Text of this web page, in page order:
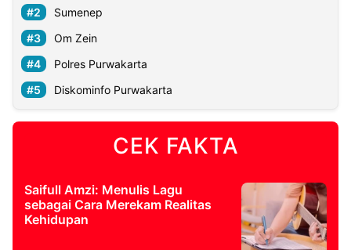
Sumenep
Om Zein
Polres Purwakarta
Diskominfo Purwakarta
CEK FAKTA
Saifull Amzi: Menulis Lagu
sebagai Cara Merekam Realitas
Kehidupan